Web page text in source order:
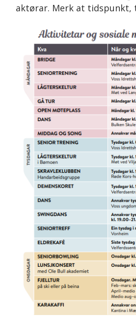
aktørar. Merk at tidspunkt,